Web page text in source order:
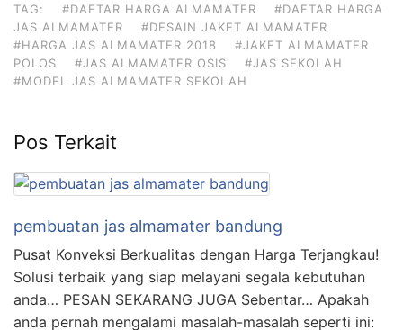
TAG: #DAFTAR HARGA ALMAMATER
#DAFTAR HARGA
JAS ALMAMATER
#DESAIN JAKET ALMAMATER
#HARGA JAS ALMAMATER 2018
#JAKET ALMAMATER
POLOS
#JAS ALMAMATER OSIS
#JAS SEKOLAH
#MODEL JAS ALMAMATER SEKOLAH
Pos Terkait
pembuatan jas almamater bandung
Pusat Konveksi Berkualitas dengan Harga Terjangkau!
Solusi terbaik yang siap melayani segala kebutuhan
anda… PESAN SEKARANG JUGA Sebentar… Apakah
anda pernah mengalami masalah-masalah seperti ini: